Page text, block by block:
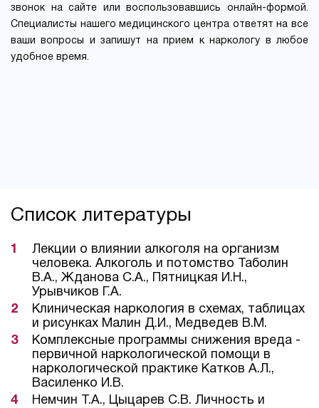
звонок на сайте или воспользовавшись онлайн-формой.
Специалисты нашего медицинского центра ответят на все
ваши вопросы и запишут на прием к наркологу в любое
удобное время.
Список литературы
Лекции о влиянии алкоголя на организм
человека. Алкоголь и потомство Таболин
В.А., Жданова С.А., Пятницкая И.Н.,
Урывчиков Г.А.
Клиническая наркология в схемах, таблицах
и рисунках Малин Д.И., Медведев В.М.
Комплексные программы снижения вреда -
первичной наркологической помощи в
наркологической практике Катков А.Л.,
Василенко И.В.
Немчин Т.А., Цыцарев С.В. Личность и